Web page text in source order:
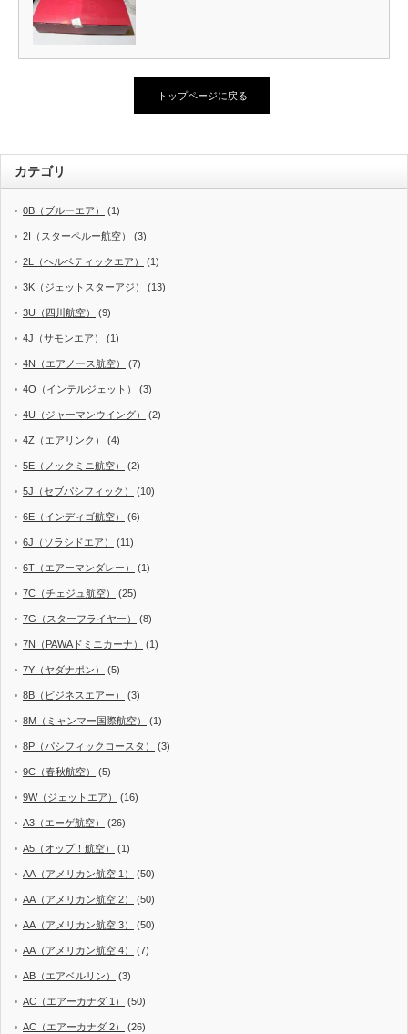
トップページに戻る
カテゴリ
0B（ブルーエア） (1)
2I（スターペルー航空） (3)
2L（ヘルベティックエア） (1)
3K（ジェットスターアジ） (13)
3U（四川航空） (9)
4J（サモンエア） (1)
4N（エアノース航空） (7)
4O（インテルジェット） (3)
4U（ジャーマンウイング） (2)
4Z（エアリンク） (4)
5E（ノックミニ航空） (2)
5J（セブパシフィック） (10)
6E（インディゴ航空） (6)
6J（ソラシドエア） (11)
6T（エアーマンダレー） (1)
7C（チェジュ航空） (25)
7G（スターフライヤー） (8)
7N（PAWAドミニカーナ） (1)
7Y（ヤダナポン） (5)
8B（ビジネスエアー） (3)
8M（ミャンマー国際航空） (1)
8P（パシフィックコースタ） (3)
9C（春秋航空） (5)
9W（ジェットエア） (16)
A3（エーゲ航空） (26)
A5（オップ！航空） (1)
AA（アメリカン航空 1） (50)
AA（アメリカン航空 2） (50)
AA（アメリカン航空 3） (50)
AA（アメリカン航空 4） (7)
AB（エアベルリン） (3)
AC（エアーカナダ 1） (50)
AC（エアーカナダ 2） (26)